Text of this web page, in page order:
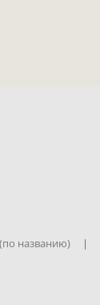
названию) |